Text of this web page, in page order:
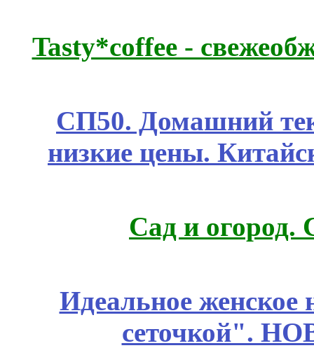
Tasty*coffee -
СП50. Домашний
низкие цены.
Сад и огород.
Идеальное женское
сеточкой".